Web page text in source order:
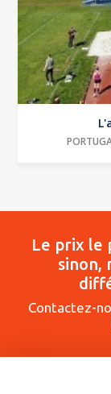
Le prix le
sinon,
Contactez-